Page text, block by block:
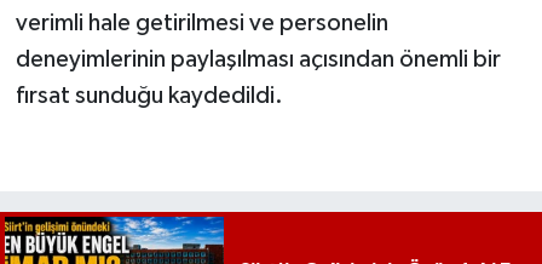
verimli hale getirilmesi ve personelin
deneyimlerinin paylaşılması açısından önemli bir
fırsat sunduğu kaydedildi.